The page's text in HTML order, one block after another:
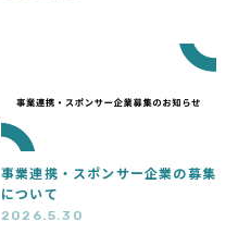
事業連携・スポンサー企業の募集
について
2026.5.30